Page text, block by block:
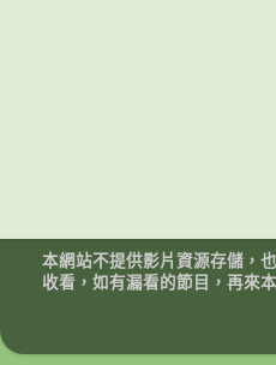
本網站不提供影片資源存儲，
收看，如有漏看的節目，再來